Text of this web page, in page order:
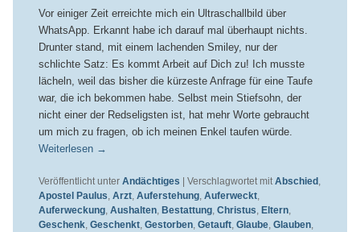
Vor einiger Zeit erreichte mich ein Ultraschallbild über
WhatsApp. Erkannt habe ich darauf mal überhaupt nichts.
Drunter stand, mit einem lachenden Smiley, nur der
schlichte Satz: Es kommt Arbeit auf Dich zu! Ich musste
lächeln, weil das bisher die kürzeste Anfrage für eine Taufe
war, die ich bekommen habe. Selbst mein Stiefsohn, der
nicht einer der Redseligsten ist, hat mehr Worte gebraucht
um mich zu fragen, ob ich meinen Enkel taufen würde.
Weiterlesen →
Veröffentlicht unter Andächtiges Verschlagwortet mit Abschied ,
Apostel Paulus, Arzt, Auferstehung, Auferweckt,
Auferweckung, Aushalten, Bestattung, Christus, Eltern,
Geschenk, Geschenkt, Gestorben, Getauft, Glaube, Glauben,